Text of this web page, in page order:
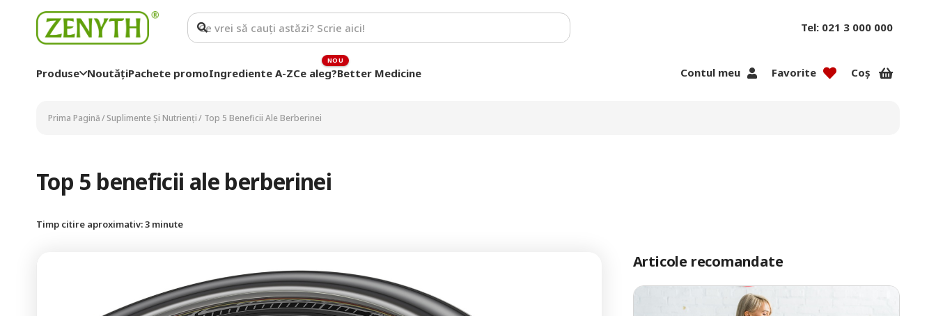
Tel: 021 3 000 000
Produse NoutățiPachete promoIngrediente A-ZCe aleg?Better Medicine Contul meu Favorite Coș
Prima Pagină/Suplimente Și Nutrienți/ Top 5 Beneficii Ale Berberinei
Top 5 beneficii ale berberinei
Timp citire aproximativ:3 minute
Articole recomandate